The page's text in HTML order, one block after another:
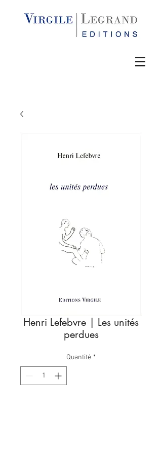
Henri Lefebvre | Les unités
perdues
Quantité *